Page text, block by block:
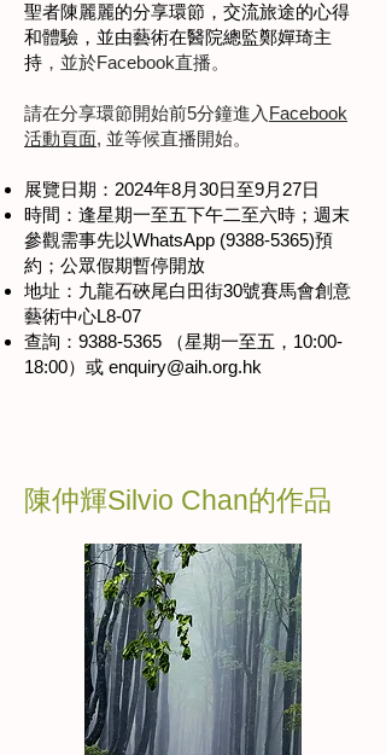
聖者陳麗麗的分享環節，交流旅途的心得
和體驗，並由藝術在醫院總監鄭嬋琦主
持 ，並於Facebook直播。
請在分享環節開始前5分鐘進入 Facebook
活動頁面, 並等候直播開始。
展覽日期：2024年8月30日至9月27日
時間：逢星期一至五下午二至六時；週末
參觀需事先以WhatsApp (9388-5365)預
約；公眾假期暫停開放
地址：​九龍石硤尾白田街30號賽馬會創意
藝術中心L8-07
查詢：9388-5365 （星期一至五，10:00-
18:00）或 enquiry@aih.org.hk
陳仲輝Silvio Chan的作品